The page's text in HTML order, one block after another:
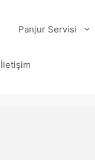
Panjur Servisi
İletişim